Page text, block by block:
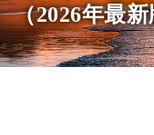
（2026年最